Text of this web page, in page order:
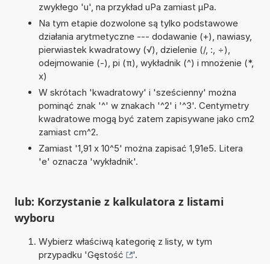
zwykłego 'u', na przykład uPa zamiast µPa.
Na tym etapie dozwolone są tylko podstawowe
działania arytmetyczne --- dodawanie (+), nawiasy,
pierwiastek kwadratowy (√), dzielenie (/, :, ÷),
odejmowanie (-), pi (π), wykładnik (^) i mnożenie (*,
x)
W skrótach 'kwadratowy' i 'sześcienny' można
pominąć znak '^' w znakach '^2' i '^3'. Centymetry
kwadratowe mogą być zatem zapisywane jako cm2
zamiast cm^2.
Zamiast '1,91 x 10^5' można zapisać 1,91e5. Litera
'e' oznacza 'wykładnik'.
lub: Korzystanie z kalkulatora z listami
wyboru
Wybierz właściwą kategorię z listy, w tym
przypadku 'Gęstość
'.